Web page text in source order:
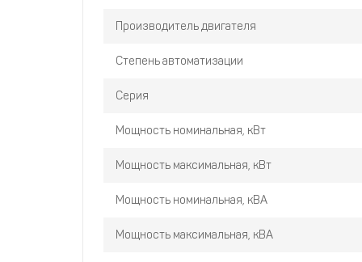
технологических линиях, с высокой долей
участками контроля качества. Эта модель
, что
промышленных электросетей.
В основу данной модели положен надёжный
конструкцию.Mitsudiesel MD 28 MSA-400 CG
обеспечивает качественный подбор
Азербайджане, Грузии и иных странах.
Производитель двигателя
Степень автоматизации
Серия
Мощность номинальная, кВт
Мощность максимальная, кВт
Мощность номинальная, кВА
Мощность максимальная, кВА